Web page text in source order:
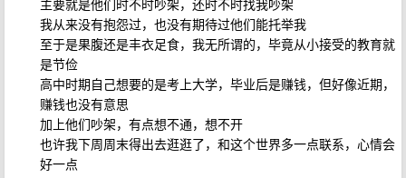
主要就是他们时不时吵架，还时不时找我吵架
我从来没有抱怨过，也没有期待过他们能托举我
至于是果腹还是丰衣足食，我无所谓的，毕竟从小接受的教育就
是节俭
高中时期自己想要的是考上大学，毕业后是赚钱，但好像近期，
赚钱也没有意思
加上他们吵架，有点想不通，想不开
也许我下周周末得出去逛逛了，和这个世界多一点联系，心情会
好一点